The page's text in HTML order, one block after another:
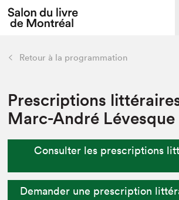
L'événement
Préparer sa visite au
Actualités
SLM PRO
retour
Préparer sa visite
Salon au Palais
Salon dans la ville et en ligne
Liens pratiques
Retour à la programmation
Prescriptions
Marc-André Lévesque
Consulter les prescriptions
Demander une prescription